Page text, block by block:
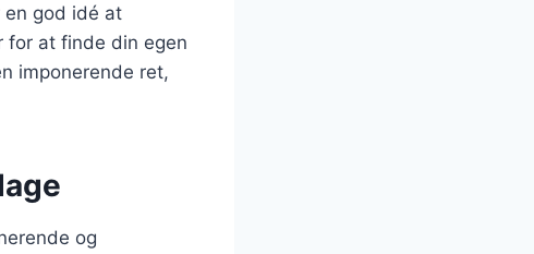
en god idé at
for at finde din egen
imponerende ret,
og